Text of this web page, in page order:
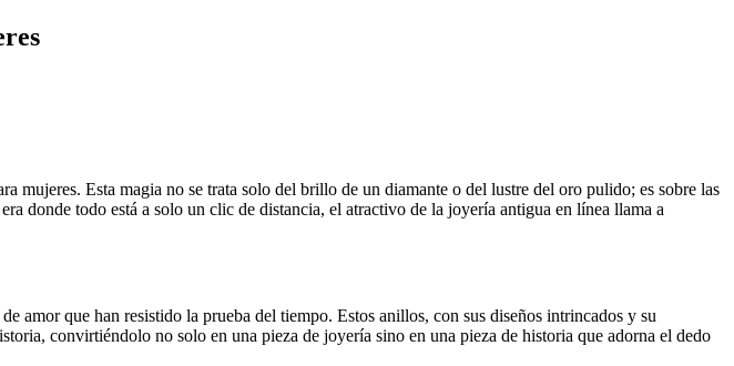
Esta magia no se trata solo del brillo de un diamante o del lustre del oro pulido; es sobre las
donde todo está a solo un clic de distancia, el atractivo de la joyería antigua en línea llama a
amor que han resistido la prueba del tiempo. Estos anillos, con sus diseños intrincados y su
convirtiéndolo no solo en una pieza de joyería sino en una pieza de historia que adorna el dedo